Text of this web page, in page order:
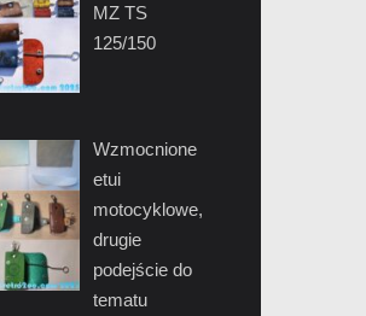
MZ TS
125/150
Wzmocnione
etui
motocyklowe,
drugie
podejście do
tematu